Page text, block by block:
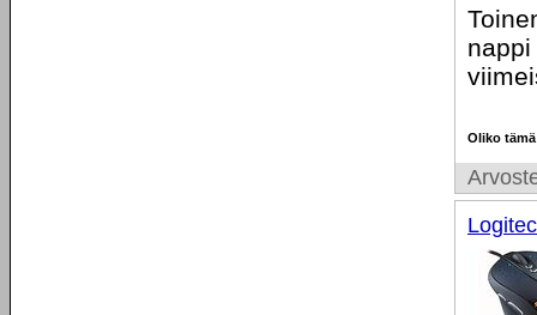
Oliko